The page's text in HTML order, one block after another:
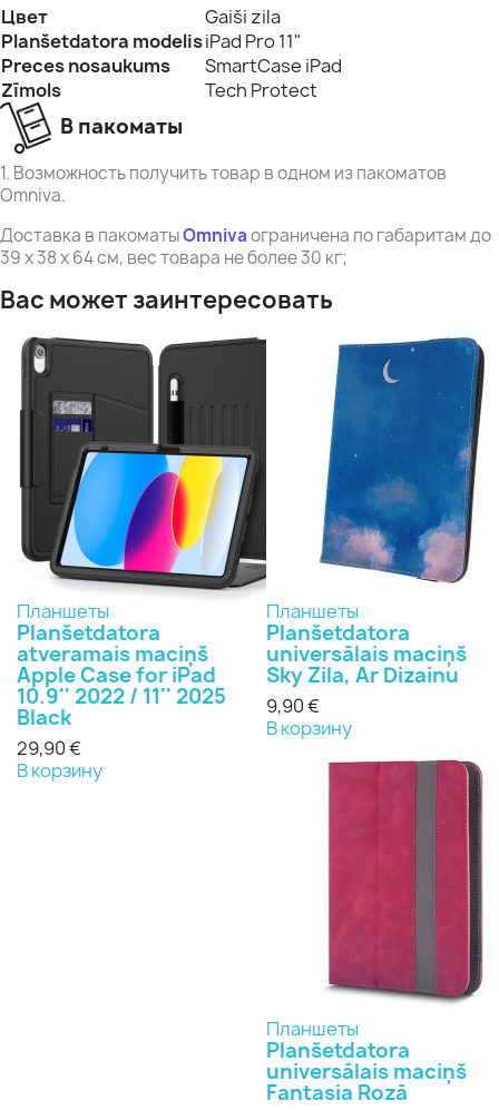
Цвет
Gaiši zila
Planšetdatora modelisiPad Pro 11"
Preces nosaukums
SmartCase iPad
Zīmols
Tech Protect
В пакоматы
1. Возможность получить товар в одном из пакоматов
Omniva.
Доставка в пакоматыOmnivaограничена по габаритам до
39 x 38 x 64 см, вес товара не более 30 кг;
Вас может заинтересовать
Планшеты
Planšetdatora
atveramais maciņš
Apple Case for iPad
10.9'' 2022 / 11'' 2025
Black
29,90 €
В корзину
Планшеты
Planšetdatora
universālais maciņš
Sky Zila, Ar Dizainu
9,90 €
В корзину
Планшеты
Planšetdatora
universālais maciņš
Fantasia Rozā